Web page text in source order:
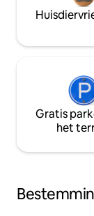
Gratis
het